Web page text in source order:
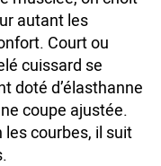
autant les
Court ou
cuissard se
doté d’élasthanne
coupe ajustée.
courbes, il suit